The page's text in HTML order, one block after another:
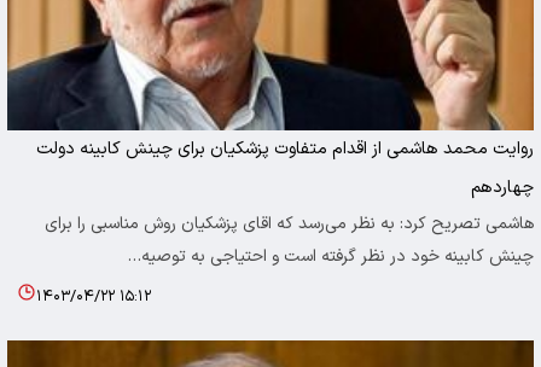
روایت محمد هاشمی از اقدام متفاوت پزشکیان برای چینش کابینه دولت
چهاردهم
هاشمی تصریح کرد: به نظر می‌رسد که اقای پزشکیان روش مناسبی را برای
چینش کابینه خود در نظر گرفته است و احتیاجی به توصیه…
۱۴۰۳/۰۴/۲۲ ۱۵:۱۲